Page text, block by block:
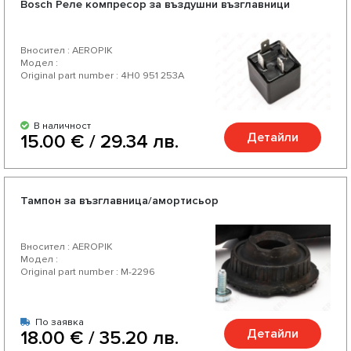
богат асортимент и разнообразие от над 200 продукта
за Вашият автомобил.
Bosch Реле компресор за въздушни възглавници
Вносител : AEROPIK
Модел :
Original part number : 4H0 951 253A
В наличност
15.00 € / 29.34 лв. Детайли
Тампон за възглавница/амортисьор
Вносител : AEROPIK
Модел :
Original part number : M-2296
По заявка
18.00 € / 35.20 лв. Детайли